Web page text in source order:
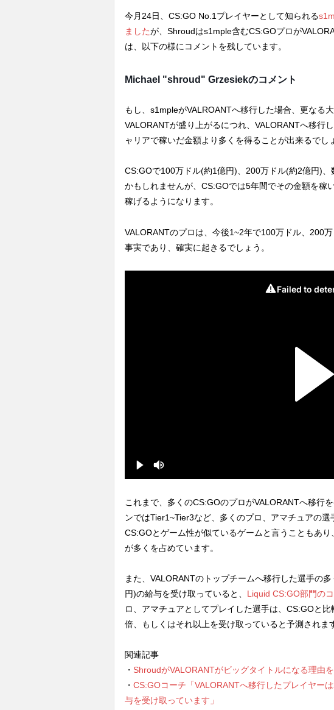
今月24日、CS:GO No.1プレイヤーとして知られる
ましたが、Shroudはs1mple含むCS:GOプロが
は、以下の様にコメントを残しています。
Michael "shroud" Grzesiekのコメント
もし、s1mpleがVALROANTへ移行した場合、更なる
VALORANTが盛り上がるにつれ、VALORANTへ移行
ャリアで稼いだ金額より多くを得ることが出来るでし
CS:GOで100万ドル(約1億円)、200万ドル(約2億円)
かもしれませんが、CS:GOでは5年間でその金額を稼
稼げるようになります。
VALORANTのプロは、今後1~2年で100万ドル、200
事実であり、確実に起きるでしょう。
これまで、多くのCS:GOのプロがVALORANTへ移行
ンではTier1~Tier3など、多くのプロ、アマチュアの
CS:GOとゲーム性が似ているゲームと言うこともあ
が多くを占めています。
また、VALORANTのトップチームへ移行した選手の
円)の給与を受け取っていると、 Liquid CS:GO部門の
ロ、アマチュアとしてプレイした選手は、CS:GOと
倍、もしくはそれ以上を受け取っていると予測されま
関連記事
・ ShroudがVALORANTがビッグタイトルになる理由
・ CS:GOコーチ「VALORANTへ移行したプレイヤー
与を受け取っています」